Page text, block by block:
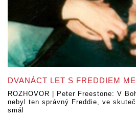
DVANÁCT LET S FREDDIEM
ROZHOVOR | Peter Freestone: V
nebyl ten správný Freddie, ve
smál